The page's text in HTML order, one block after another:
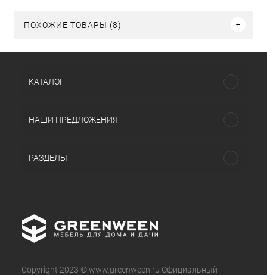
ПОХОЖИЕ ТОВАРЫ (8)
КАТАЛОГ
НАШИ ПРЕДЛОЖЕНИЯ
РАЗДЕЛЫ
Copyright 2023 © www.greenween.ru Официальный